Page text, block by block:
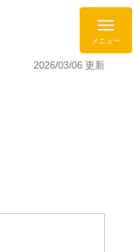
メニュー
2026/03/06 更新